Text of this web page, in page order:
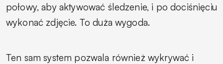
połowy, aby aktywować śledzenie, i po dociśnięciu
wykonać zdjęcie. To duża wygoda.
Ten sam system pozwala również wykrywać i